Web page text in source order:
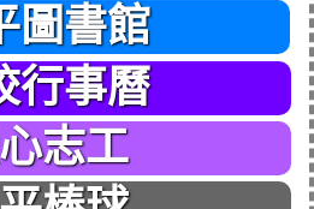
圖書館
行事曆
志工